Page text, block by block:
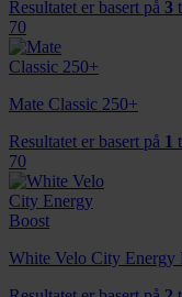
eller som de har
tjenestene deres.
Resultatet er basert på 3
70
Mate Classic 250+
Resultatet er basert på 1
70
White Velo City Energy